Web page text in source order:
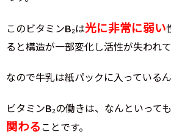
このビタミンB₂は光に非常に弱い
ると構造が一部変化し活性が失われて
なので牛乳は紙パックに入っているん
ビタミンB₂の働きは、なんといっても
関わる ことです。